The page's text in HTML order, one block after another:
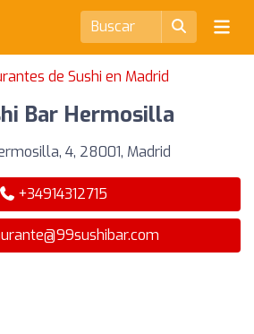
de Sushi en Madrid
Bar Hermosilla
4, 28001, Madrid
+34914312715